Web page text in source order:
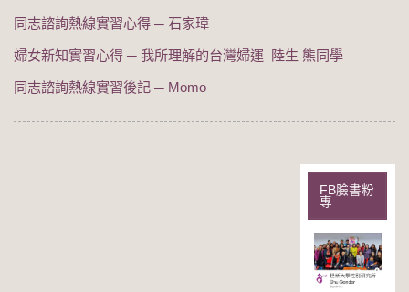
同志諮詢熱線實習心得 ─ 石家瑋
婦女新知實習心得 ─ 我所理解的台灣婦運 陸生 熊同學
同志諮詢熱線實習後記 ─ Momo
FB臉書粉
專